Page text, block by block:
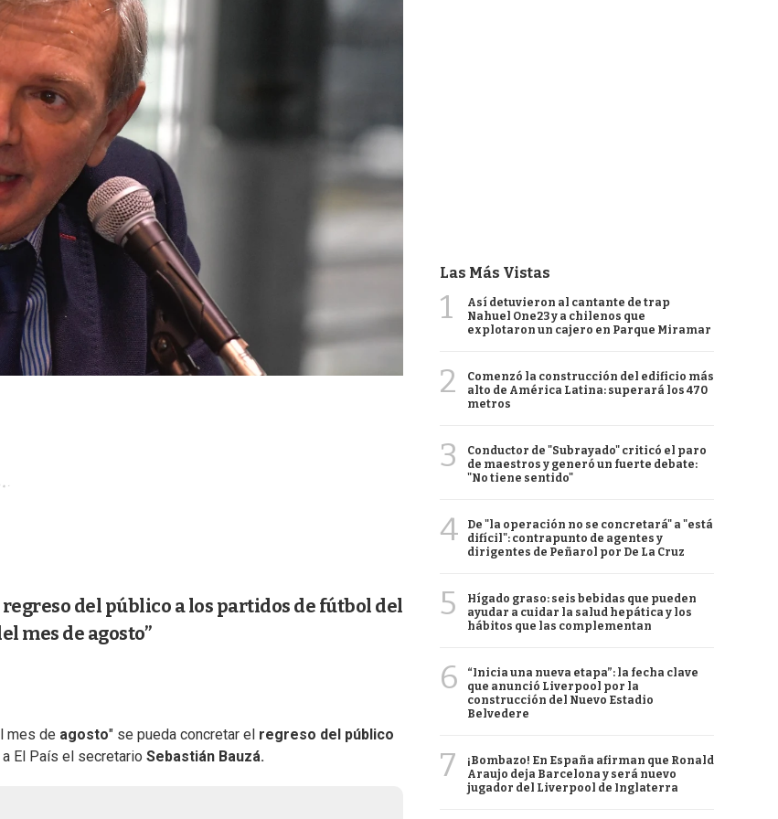
del público a los partidos de fútbol del
mes de agosto”
mes de agosto" se pueda concretar el regreso del público
El País el secretario Sebastián Bauzá.
Las Más Vistas
1
Así detuvieron al cantante de trap
Nahuel One23 y a chilenos que
explotaron un cajero en Parque Miramar
2
Comenzó la construcción del edificio más
alto de América Latina: superará los 470
metros
3
Conductor de "Subrayado" criticó el paro
de maestros y generó un fuerte debate:
"No tiene sentido"
4
De "la operación no se concretará" a "está
difícil": contrapunto de agentes y
dirigentes de Peñarol por De La Cruz
5
Hígado graso: seis bebidas que pueden
ayudar a cuidar la salud hepática y los
hábitos que las complementan
6
“Inicia una nueva etapa”: la fecha clave
que anunció Liverpool por la
construcción del Nuevo Estadio
Belvedere
7
¡Bombazo! En España afirman que Ronald
Araujo deja Barcelona y será nuevo
jugador del Liverpool de Inglaterra